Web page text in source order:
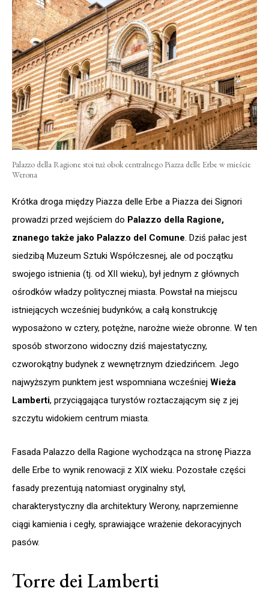
Palazzo della Ragione stoi tuż obok centralnego Piazza delle Erbe w mieście
Werona
Krótka droga między Piazza delle Erbe a Piazza dei Signori
prowadzi przed wejściem do Palazzo della Ragione,
znanego także jako Palazzo del Comune . Dziś pałac jest
siedzibą Muzeum Sztuki Współczesnej, ale od początku
swojego istnienia (tj. od XII wieku), był jednym z głównych
ośrodków władzy politycznej miasta. Powstał na miejscu
istniejących wcześniej budynków, a całą konstrukcję
wyposażono w cztery, potężne, narożne wieże obronne. W ten
sposób stworzono widoczny dziś majestatyczny,
czworokątny budynek z wewnętrznym dziedzińcem. Jego
najwyższym punktem jest wspomniana wcześniej Wieża
Lamberti, przyciągająca turystów roztaczającym się z jej
szczytu widokiem centrum miasta.
Fasada Palazzo della Ragione wychodząca na stronę Piazza
delle Erbe to wynik renowacji z XIX wieku. Pozostałe części
fasady prezentują natomiast oryginalny styl,
charakterystyczny dla architektury Werony, naprzemienne
ciągi kamienia i cegły, sprawiające wrażenie dekoracyjnych
pasów.
Torre dei Lamberti